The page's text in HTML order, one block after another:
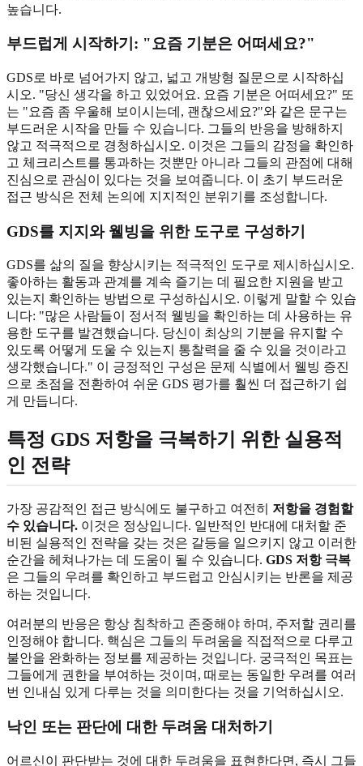
높습니다.
부드럽게 시작하기: "요즘 기분은 어떠세요?"
GDS로 바로 넘어가지 않고, 넓고 개방형 질문으로 시작하십
시오. "당신 생각을 하고 있었어요. 요즘 기분은 어떠세요?" 또
는 "요즘 좀 우울해 보이시는데, 괜찮으세요?"와 같은 문구는
부드러운 시작을 만들 수 있습니다. 그들의 반응을 방해하지
않고 적극적으로 경청하십시오. 이것은 그들의 감정을 확인하
고 체크리스트를 통과하는 것뿐만 아니라 그들의 관점에 대해
진심으로 관심이 있다는 것을 보여줍니다. 이 초기 부드러운
접근 방식은 전체 논의에 지지적인 분위기를 조성합니다.
GDS를 지지와 웰빙을 위한 도구로 구성하기
GDS를 삶의 질을 향상시키는 적극적인 도구로 제시하십시오.
좋아하는 활동과 관계를 계속 즐기는 데 필요한 지원을 받고
있는지 확인하는 방법으로 구성하십시오. 이렇게 말할 수 있습
니다: "많은 사람들이 정서적 웰빙을 확인하는 데 사용하는 유
용한 도구를 발견했습니다. 당신이 최상의 기분을 유지할 수
있도록 어떻게 도울 수 있는지 통찰력을 줄 수 있을 것이라고
생각했습니다." 이 긍정적인 구성은 문제 식별에서 웰빙 증진
으로 초점을 전환하여 쉬운 GDS 평가를 훨씬 더 접근하기 쉽
게 만듭니다.
특정 GDS 저항을 극복하기 위한 실용적
인 전략
가장 공감적인 접근 방식에도 불구하고 여전히 저항을 경험할
수 있습니다. 이것은 정상입니다. 일반적인 반대에 대처할 준
비된 실용적인 전략을 갖는 것은 갈등을 일으키지 않고 이러한
순간을 헤쳐나가는 데 도움이 될 수 있습니다. GDS 저항 극복
은 그들의 우려를 확인하고 부드럽고 안심시키는 반론을 제공
하는 것입니다.
여러분의 반응은 항상 침착하고 존중해야 하며, 주저할 권리를
인정해야 합니다. 핵심은 그들의 두려움을 직접적으로 다루고
불안을 완화하는 정보를 제공하는 것입니다. 궁극적인 목표는
그들에게 권한을 부여하는 것이며, 때로는 동일한 우려를 여러
번 인내심 있게 다루는 것을 의미한다는 것을 기억하십시오.
낙인 또는 판단에 대한 두려움 대처하기
어르신이 판단받는 것에 대한 두려움을 표현한다면, 즉시 그들